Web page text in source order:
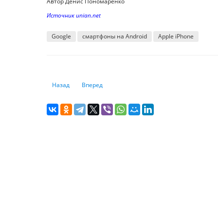
Источник unian.net
Google смартфоны на Android Apple iPhone
Предыдущий: Ваш Chrome – шпион Google? Раскрыта
Назад Следующий: В последней версии Windows 11
Вперед